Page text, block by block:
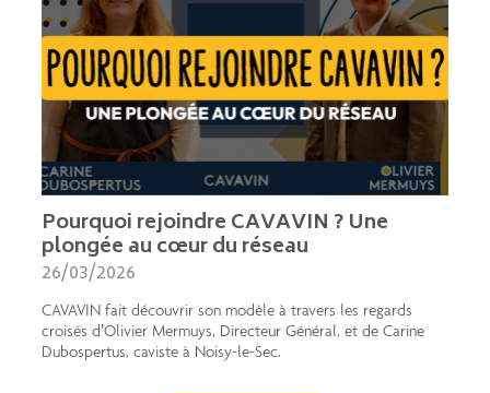
Pourquoi rejoindre CAVAVIN ? Une
plongée au cœur du réseau
26/03/2026
CAVAVIN fait découvrir son modèle à travers les regards
croisés d’Olivier Mermuys, Directeur Général, et de Carine
Dubospertus, caviste à Noisy-le-Sec.